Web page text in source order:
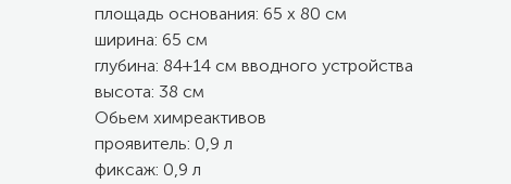
площадь основания: 65 х 80 см
ширина: 65 см
глубина: 84+14 см вводного устройства
высота: 38 см
Обьем химреактивов
проявитель: 0,9 л
фиксаж: 0,9 л